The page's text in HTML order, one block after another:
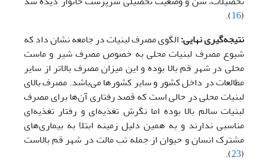
(
16
).
نتیجه‌گیری نهایی:الگوی مصرف لبنیات در جامعه نشان داد که
شیوع مصرف لبنیات محلی به خصوص مصرف شیر و ماست
محلی در شهر قم بالا بوده و این میزان مصرف بالاتر از سایر
مطالعات در داخل کشور و سایر کشورها می‌باشد. مصرف بالای
لبنیات محلی در حالی است که قصد رفتاری آن‌ها برای مصرف
لبنیات سالم بالا بوده اما نگرش تغذیه‌ای و رفتار تغذیه‌ای
مناسبی ندارند و به همین دلیل زمینه ابتلا به بیماری‌های
مشترک انسان و حیوان از جمله تب مالت در شهر قم بالاست
(
23
).